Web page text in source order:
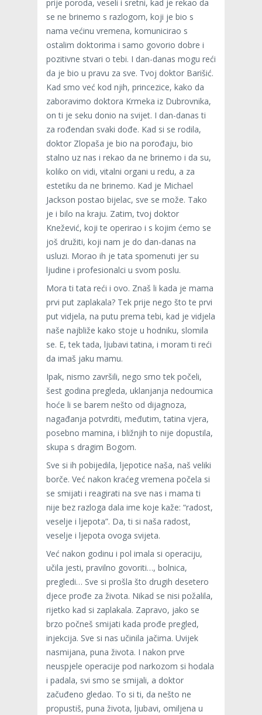
prije poroda, veseli i sretni, kad je rekao da
se ne brinemo s razlogom, koji je bio s
nama većinu vremena, komunicirao s
ostalim doktorima i samo govorio dobre i
pozitivne stvari o tebi. I dan-danas mogu reći
da je bio u pravu za sve. Tvoj doktor Barišić.
Kad smo već kod njih, princezice, kako da
zaboravimo doktora Krmeka iz Dubrovnika,
on ti je seku donio na svijet. I dan-danas ti
za rođendan svaki dođe. Kad si se rodila,
doktor Zlopaša je bio na porođaju, bio
stalno uz nas i rekao da ne brinemo i da su,
koliko on vidi, vitalni organi u redu, a za
estetiku da ne brinemo. Kad je Michael
Jackson postao bijelac, sve se može. Tako
je i bilo na kraju. Zatim, tvoj doktor
Knežević, koji te operirao i s kojim ćemo se
još družiti, koji nam je do dan-danas na
usluzi. Morao ih je tata spomenuti jer su
ljudine i profesionalci u svom poslu.
Mora ti tata reći i ovo. Znaš li kada je mama
prvi put zaplakala? Tek prije nego što te prvi
put vidjela, na putu prema tebi, kad je vidjela
naše najbliže kako stoje u hodniku, slomila
se. E, tek tada, ljubavi tatina, i moram ti reći
da imaš jaku mamu.
Ipak, nismo završili, nego smo tek počeli,
šest godina pregleda, uklanjanja nedoumica
hoće li se barem nešto od dijagnoza,
nagađanja potvrditi, međutim, tatina vjera,
posebno mamina, i bližnjih to nije dopustila,
skupa s dragim Bogom.
Sve si ih pobijedila, ljepotice naša, naš veliki
borče. Već nakon kraćeg vremena počela si
se smijati i reagirati na sve nas i mama ti
nije bez razloga dala ime koje kaže: “radost,
veselje i ljepota”. Da, ti si naša radost,
veselje i ljepota ovoga svijeta.
Već nakon godinu i pol imala si operaciju,
učila jesti, pravilno govoriti…, bolnica,
pregledi… Sve si prošla što drugih desetero
djece prođe za života. Nikad se nisi požalila,
rijetko kad si zaplakala. Zapravo, jako se
brzo počneš smijati kada prođe pregled,
injekcija. Sve si nas učinila jačima. Uvijek
nasmijana, puna života. I nakon prve
neuspjele operacije pod narkozom si hodala
i padala, svi smo se smijali, a doktor
začuđeno gledao. To si ti, da nešto ne
propustiš, puna života, ljubavi, omiljena u